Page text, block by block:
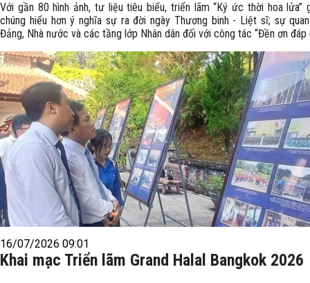
Với gần 80 hình ảnh, tư liệu tiêu biểu, triển lãm “Ký ức thời hoa lửa”
chúng hiểu hơn ý nghĩa sự ra đời ngày Thương binh - Liệt sĩ; sự
Đảng, Nhà nước và các tầng lớp Nhân dân đối với công tác “Đền ơn đáp
16/07/2026 09:01
Khai mạc Triển lãm Grand Halal Bangkok 2026